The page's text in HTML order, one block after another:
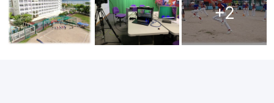
+2